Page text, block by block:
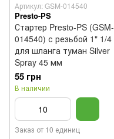
Артикул: GSM-014540
Presto-PS
Стартер Presto-PS (GSM-
014540) с резьбой 1" 1/4
для шланга туман Silver
Spray 45 мм
55 грн
В наличии
Заказ от 10 единиц